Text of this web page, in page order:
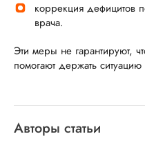
коррекция дефицитов
врача.
Эти меры не гарантируют,
помогают держать
Авторы статьи